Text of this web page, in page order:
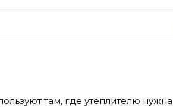
там, где утеплителю